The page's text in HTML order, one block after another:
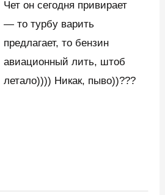
Чет он сегодня привирает
— то турбу варить
предлагает, то бензин
авиационный лить, штоб
летало)))) Никак, пыво))???